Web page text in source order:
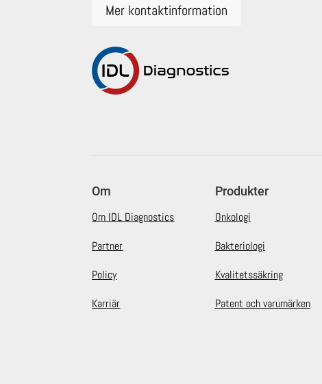
Mer kontaktinformation
Om
Om IDL Diagnostics
Partner
Policy
Karriär
Produkter
Onkologi
Bakteriologi
Kvalitetssäkring
Patent och varumärken